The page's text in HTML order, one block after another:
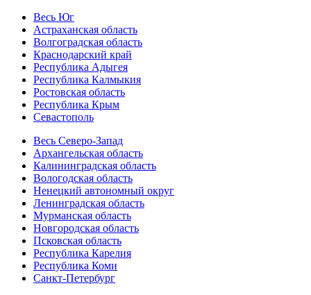
Весь Юг
Астраханская область
Волгоградская область
Краснодарский край
Республика Адыгея
Республика Калмыкия
Ростовская область
Республика Крым
Севастополь
Весь Северо-Запад
Архангельская область
Калининградская область
Вологодская область
Ненецкий автономный округ
Ленинградская область
Мурманская область
Новгородская область
Псковская область
Республика Карелия
Республика Коми
Санкт-Петербург